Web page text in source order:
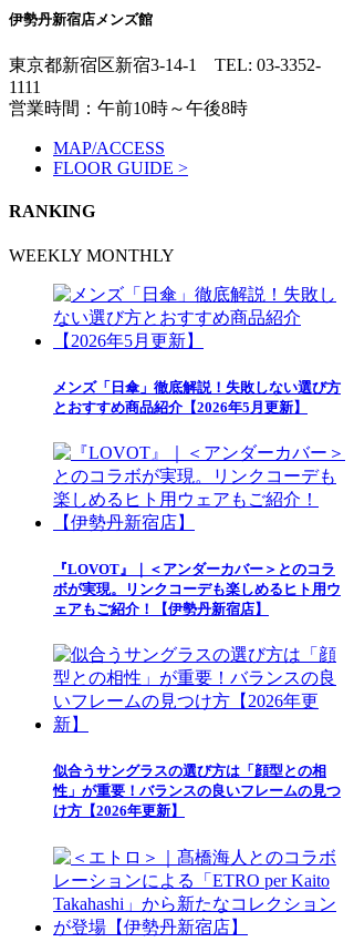
伊勢丹新宿店メンズ館
東京都新宿区新宿3-14-1 TEL: 03-3352-
1111
営業時間：午前10時～午後8時
MAP/ACCESS
FLOOR GUIDE >
RANKING
WEEKLY MONTHLY
メンズ「日傘」徹底解説！失敗しない選び方
とおすすめ商品紹介【2026年5月更新】
『LOVOT』｜＜アンダーカバー＞とのコラ
ボが実現。リンクコーデも楽しめるヒト用ウ
ェアもご紹介！【伊勢丹新宿店】
似合うサングラスの選び方は「顔型との相
性」が重要！バランスの良いフレームの見つ
け方【2026年更新】